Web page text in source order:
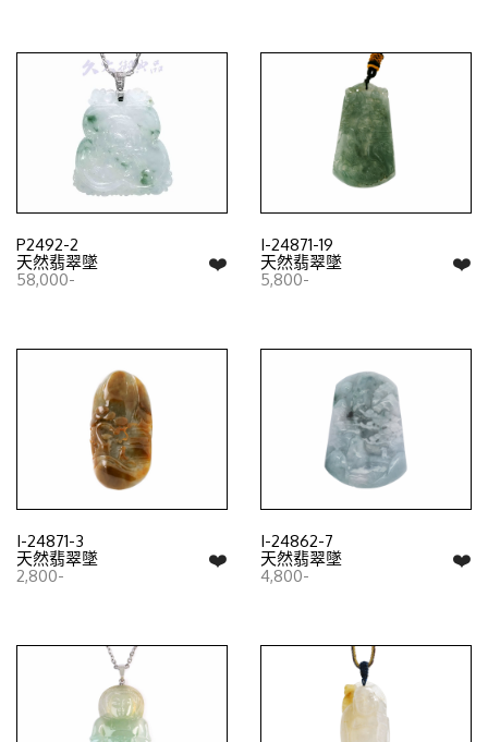
P2492-2
❤️
天然翡翠墜
58,000-
I-24871-19
❤️
天然翡翠墜
5,800-
I-24871-3
❤️
天然翡翠墜
2,800-
I-24862-7
❤️
天然翡翠墜
4,800-